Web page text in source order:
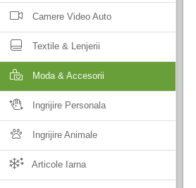
Camere Video Auto
Textile & Lenjerii
Moda & Accesorii
Ingrijire Personala
Ingrijire Animale
Articole Iarna